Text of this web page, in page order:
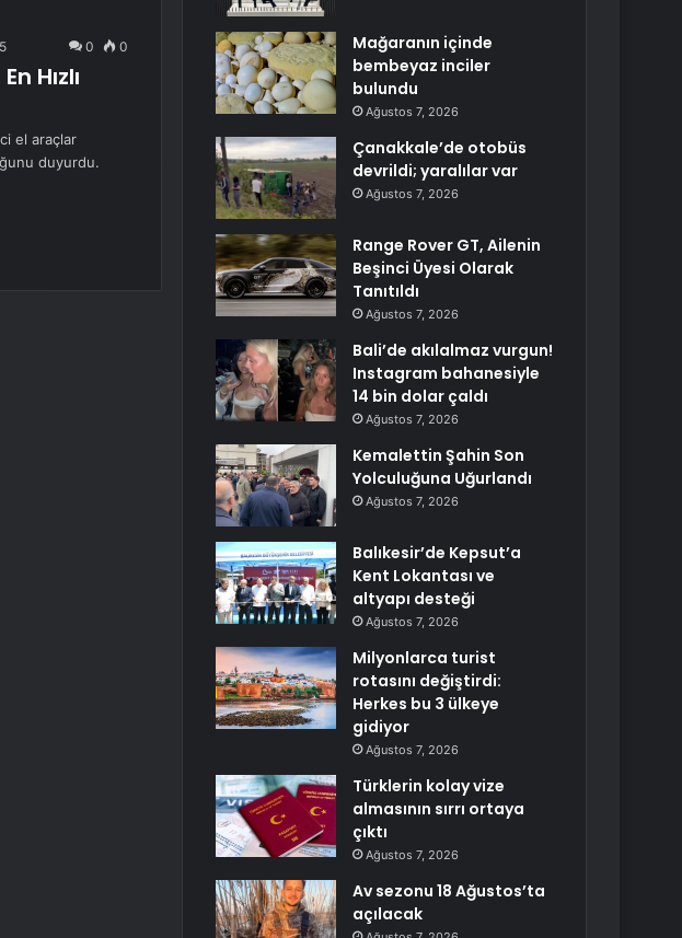
0 0
Hızlı
el araçlar
duyurdu.
Mağaranın içinde
bembeyaz inciler
bulundu
Ağustos 7, 2026
Çanakkale’de otobüs
devrildi; yaralılar var
Ağustos 7, 2026
Range Rover GT, Ailenin
Beşinci Üyesi Olarak
Tanıtıldı
Ağustos 7, 2026
Bali’de akılalmaz vurgun!
Instagram bahanesiyle
14 bin dolar çaldı
Ağustos 7, 2026
Kemalettin Şahin Son
Yolculuğuna Uğurlandı
Ağustos 7, 2026
Balıkesir’de Kepsut’a
Kent Lokantası ve
altyapı desteği
Ağustos 7, 2026
Milyonlarca turist
rotasını değiştirdi:
Herkes bu 3 ülkeye
gidiyor
Ağustos 7, 2026
Türklerin kolay vize
almasının sırrı ortaya
çıktı
Ağustos 7, 2026
Av sezonu 18 Ağustos’ta
açılacak